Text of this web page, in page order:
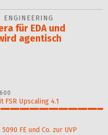
für EDA und
agentisch
FSR Upscaling 4.1
FE und Co. zur UVP